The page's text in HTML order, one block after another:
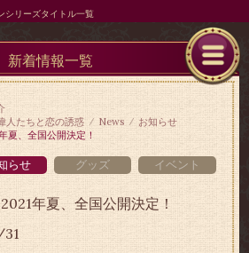
シリーズタイトル一覧
新着情報一覧
人たちと恋の誘惑
News
お知らせ
夏、全国公開決定！
らせ グッズ イベント
年夏、全国公開決定！